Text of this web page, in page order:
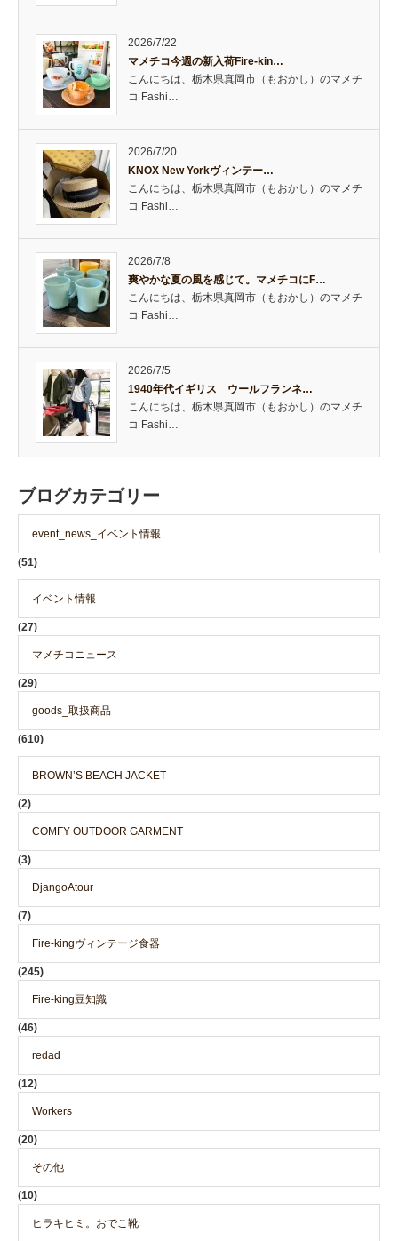
2026/7/22
マメチコ今週の新入荷Fire-kin…
こんにちは、栃木県真岡市（もおかし）のマメチ
コ Fashi…
2026/7/20
KNOX New Yorkヴィンテー…
こんにちは、栃木県真岡市（もおかし）のマメチ
コ Fashi…
2026/7/8
爽やかな夏の風を感じて。マメチコにF…
こんにちは、栃木県真岡市（もおかし）のマメチ
コ Fashi…
2026/7/5
1940年代イギリス ウールフランネ…
こんにちは、栃木県真岡市（もおかし）のマメチ
コ Fashi…
ブログカテゴリー
event_news_イベント情報
(51)
イベント情報
(27)
マメチコニュース
(29)
goods_取扱商品
(610)
BROWN’S BEACH JACKET
(2)
COMFY OUTDOOR GARMENT
(3)
DjangoAtour
(7)
Fire-kingヴィンテージ食器
(245)
Fire-king豆知識
(46)
redad
(12)
Workers
(20)
その他
(10)
ヒラキヒミ。おでこ靴